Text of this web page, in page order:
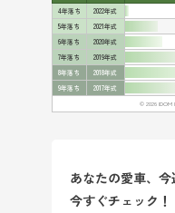
4年落ち
2022年式
5年落ち
2021年式
6年落ち
2020年式
7年落ち
2019年式
8年落ち
2018年式
9年落ち
2017年式
© 2026
あなたの愛車、
今すぐチェック！